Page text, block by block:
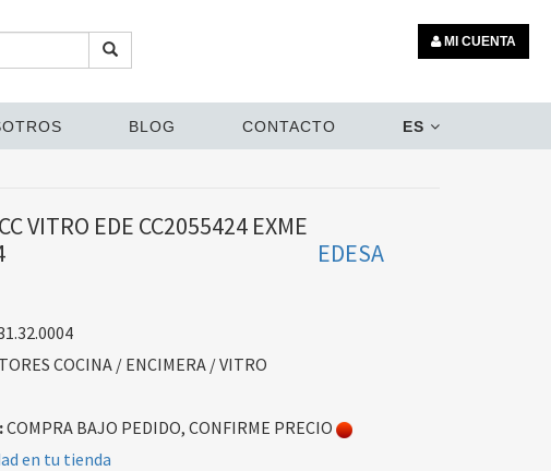
MI CUENTA
BLOG CONTACTO ES
VITRO EDE CC2055424 EXME
EDESA
COCINA / ENCIMERA / VITRO
COMPRA BAJO PEDIDO, CONFIRME PRECIO
en tu tienda